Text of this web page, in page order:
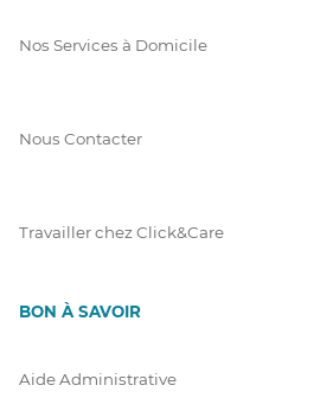
Nos Services à Domicile
Nous Contacter
Travailler chez Click&Care
BON À SAVOIR
Aide Administrative